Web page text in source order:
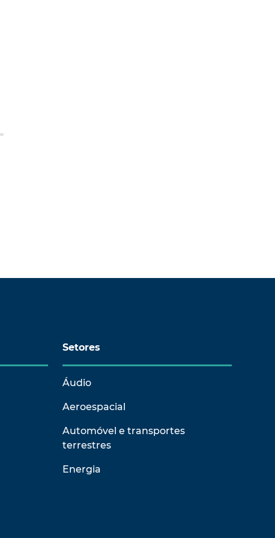
Setores
Áudio
Aeroespacial
Automóvel e transportes
terrestres
Energia